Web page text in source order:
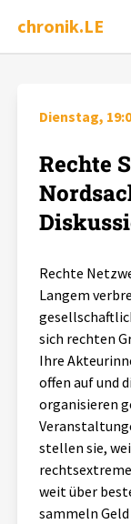
chronik.LE
Chronik
Dossiers
Leipziger
Schlaglichter
Phänomene
Aktuelles
Alle Beiträge
Über uns
Dienstag,
Rechte
Rechte
Langem
sich rechten
Ihre
offen auf und
organisieren
stellen sie,
weit über
sammeln Geld